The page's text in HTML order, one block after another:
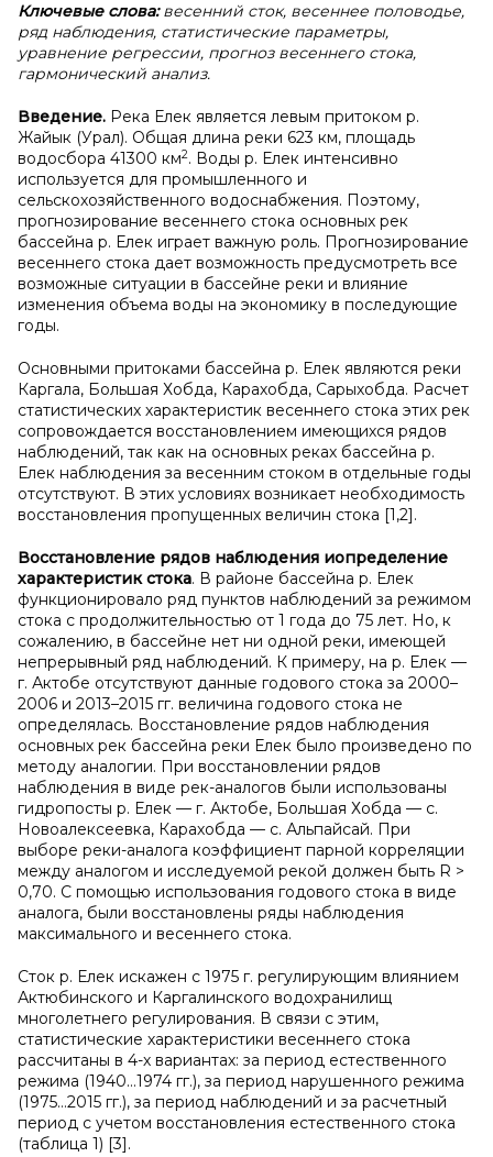
Ключевые слова:весенний сток, весеннее половодье,
ряд наблюдения, статистические параметры,
уравнение регрессии, прогноз весеннего стока,
гармонический анализ.
Введение. Река Елек является левым притоком р.
Жайык (Урал). Общая длина реки 623 км, площадь
водосбора 41300 км2. Воды р. Елек интенсивно
используется для промышленного и
сельскохозяйственного водоснабжения. Поэтому,
прогнозирование весеннего стока основных рек
бассейна р. Елек играет важную роль. Прогнозирование
весеннего стока дает возможность предусмотреть все
возможные ситуации в бассейне реки и влияние
изменения объема воды на экономику в последующие
годы.
Основными притоками бассейна р. Елек являются реки
Каргала, Большая Хобда, Карахобда, Сарыхобда. Расчет
статистических характеристик весеннего стока этих рек
сопровождается восстановлением имеющихся рядов
наблюдений, так как на основных реках бассейна р.
Елек наблюдения за весенним стоком в отдельные годы
отсутствуют. В этих условиях возникает необходимость
восстановления пропущенных величин стока [1,2].
Восстановление рядов наблюдения иопределение
характеристик стока. В районе бассейна р. Елек
функционировало ряд пунктов наблюдений за режимом
стока с продолжительностью от 1 года до 75 лет. Но, к
сожалению, в бассейне нет ни одной реки, имеющей
непрерывный ряд наблюдений. К примеру, на р. Елек —
г. Актобе отсутствуют данные годового стока за 2000–
2006 и 2013–2015 гг. величина годового стока не
определялась. Восстановление рядов наблюдения
основных рек бассейна реки Елек было произведено по
методу аналогии. При восстановлении рядов
наблюдения в виде рек-аналогов были использованы
гидропосты р. Елек — г. Актобе, Большая Хобда — с.
Новоалексеевка, Карахобда — с. Альпайсай. При
выборе реки-аналога коэффициент парной корреляции
между аналогом и исследуемой рекой должен быть R >
0,70. С помощью использования годового стока в виде
аналога, были восстановлены ряды наблюдения
максимального и весеннего стока.
Сток р. Елек искажен с 1975 г. регулирующим влиянием
Актюбинского и Каргалинского водохранилищ
многолетнего регулирования. В связи с этим,
статистические характеристики весеннего стока
рассчитаны в 4-х вариантах: за период естественного
режима (1940…1974 гг.), за период нарушенного режима
(1975…2015 гг.), за период наблюдений и за расчетный
период с учетом восстановления естественного стока
(таблица 1) [3].